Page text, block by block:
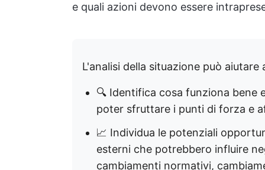
e quali azioni devono essere
L'analisi della situazione può aiutare
🔍 Identifica cosa funziona bene
poter sfruttare i punti di forza e
📈 Individua le potenziali
esterni che potrebbero influire
cambiamenti normativi,